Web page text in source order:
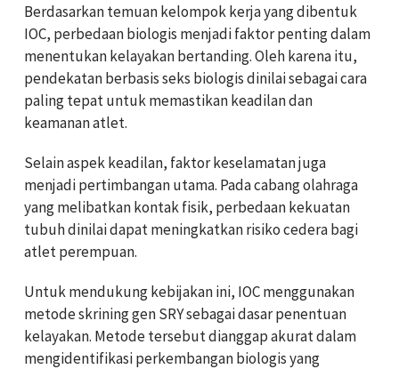
Berdasarkan temuan kelompok kerja yang dibentuk
IOC, perbedaan biologis menjadi faktor penting dalam
menentukan kelayakan bertanding. Oleh karena itu,
pendekatan berbasis seks biologis dinilai sebagai cara
paling tepat untuk memastikan keadilan dan
keamanan atlet.
Selain aspek keadilan, faktor keselamatan juga
menjadi pertimbangan utama. Pada cabang olahraga
yang melibatkan kontak fisik, perbedaan kekuatan
tubuh dinilai dapat meningkatkan risiko cedera bagi
atlet perempuan.
Untuk mendukung kebijakan ini, IOC menggunakan
metode skrining gen SRY sebagai dasar penentuan
kelayakan. Metode tersebut dianggap akurat dalam
mengidentifikasi perkembangan biologis yang